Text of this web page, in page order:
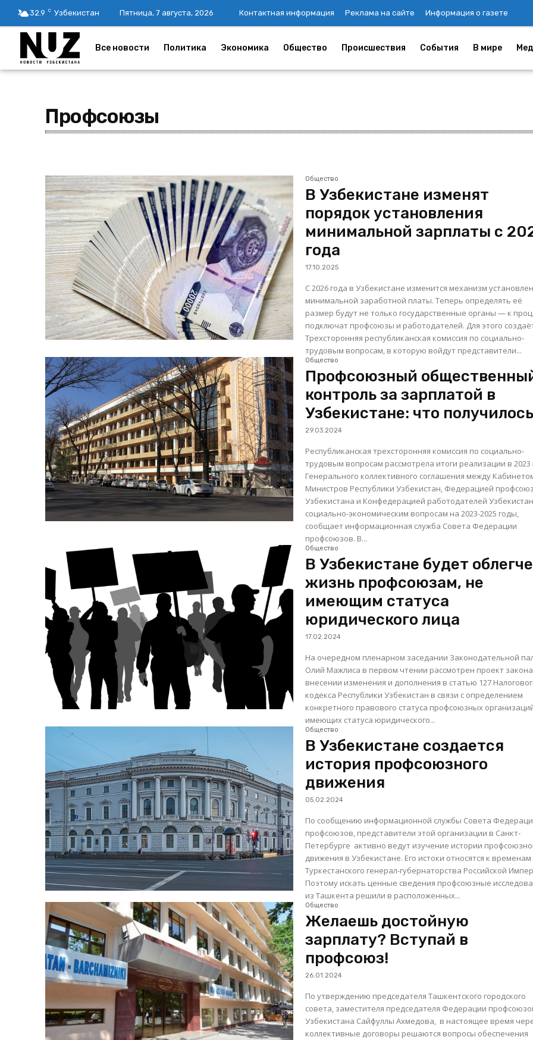
32.9 C Узбекистан Пятница, 7 августа, 2026 Контактная информация Реклама на сайте Информация о газете
Все новости Политика Экономика Общество Происшествия События В мире
Профсоюзы
Общество
В Узбекистане изменят
порядок установления
минимальной зарплаты с
года
17.10.2025
С 2026 года в Узбекистане изменится механизм
минимальной заработной платы. Теперь определять её
размер будут не только государственные органы — к
подключат профсоюзы и работодателей. Для этого создаётся
Трехсторонняя республиканская комиссия по социально-
трудовым вопросам, в которую войдут представители...
Общество
Профсоюзный
контроль за зарплатой в
Узбекистане: что
29.03.2024
Республиканская трехсторонняя комиссия по социально-
трудовым вопросам рассмотрела итоги реализации в 2023
Генерального коллективного соглашения между
Министров Республики Узбекистан, Федерацией
Узбекистана и Конфедерацией работодателей
социально-экономическим вопросам на 2023-2025 годы,
сообщает информационная служба Совета Федерации
профсоюзов. В...
Общество
В Узбекистане будет
жизнь профсоюзам, не
имеющим статуса
юридического лица
17.02.2024
На очередном пленарном заседании Законодательной
Олий Мажлиса в первом чтении рассмотрен проект
внесении изменения и дополнения в статью 127
кодекса Республики Узбекистан в связи с определением
конкретного правового статуса профсоюзных
имеющих статуса юридического...
Общество
В Узбекистане создается
история профсоюзного
движения
05.02.2024
По сообщению информационной службы Совета
профсоюзов, представители этой организации в Санкт-
Петербурге активно ведут изучение истории
движения в Узбекистане. Его истоки относятся к временам
Туркестанского генерал-губернаторства Российской
Поэтому искать ценные сведения профсоюзные
из Ташкента решили в расположенных...
Общество
Желаешь достойную
зарплату? Вступай в
профсоюз!
26.01.2024
По утверждению председателя Ташкентского городского
совета, заместителя председателя Федерации
Узбекистана Сайфуллы Ахмедова, в настоящее время
коллективные договоры решаются вопросы обеспечения